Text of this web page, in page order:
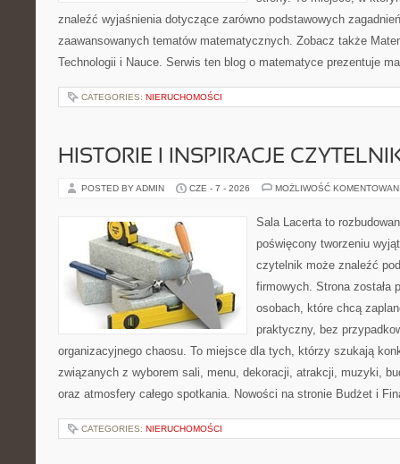
znaleźć wyjaśnienia dotyczące zarówno podstawowych
zaawansowanych tematów matematycznych. Zobacz także
Technologii i Nauce. Serwis ten blog o matematyce prezentuje
CATEGORIES: NIERUCHOMOŚCI
HISTORIE I INSPIRACJE
POSTED BY ADMIN CZE - 7 - 2026 MOŻLIWOŚĆ
Sala Lacerta to
poświęcony tworzeniu
czytelnik może znaleźć
firmowych. Strona została
osobach, które chcą
praktyczny, bez
organizacyjnego chaosu. To miejsce dla tych, którzy szukają
związanych z wyborem sali, menu, dekoracji, atrakcji, muzyki,
oraz atmosfery całego spotkania. Nowości na stronie Budżet i
CATEGORIES: NIERUCHOMOŚCI